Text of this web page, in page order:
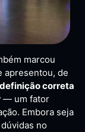
marcou
apresentou, de
definição correta
— um fator
Embora seja
no